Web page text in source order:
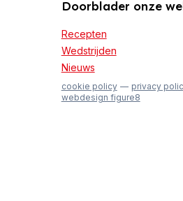
Doorblader onze
Recepten
Wedstrijden
Nieuws
cookie policy privacy
webdesign figure8